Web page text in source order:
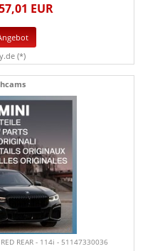
EUR
(*)
REAR - 114i - 51147330036